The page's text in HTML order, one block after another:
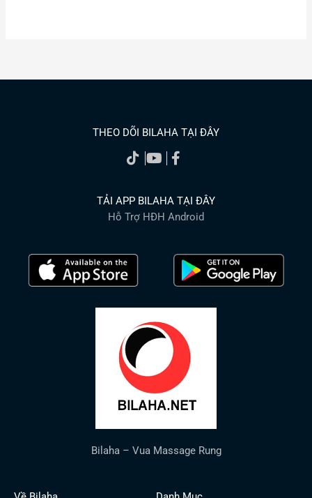
THEO DÕI BILAHA TẠI ĐÂY
TẢI APP BILAHA TẠI ĐÂY
Hỗ Trợ HĐH Android
Bilaha – Vua Massage Rung